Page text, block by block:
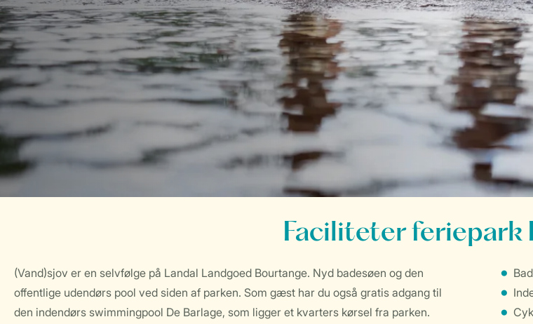
Faciliteter feriepark
(Vand)sjov er en selvfølge på Landal Landgoed Bourtange. Nyd badesøen og den
offentlige udendørs pool ved siden af parken. Som gæst har du også gratis adgang til
den indendørs swimmingpool De Barlage, som ligger et kvarters kørsel fra parken.